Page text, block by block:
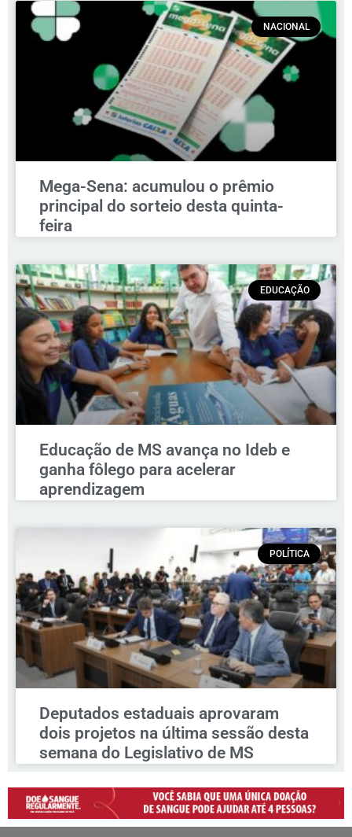
NACIONAL
Mega-Sena: acumulou o prêmio
principal do sorteio desta quinta-
feira
EDUCAÇÃO
Educação de MS avança no Ideb e
ganha fôlego para acelerar
aprendizagem
POLÍTICA
Deputados estaduais aprovaram
dois projetos na última sessão desta
semana do Legislativo de MS